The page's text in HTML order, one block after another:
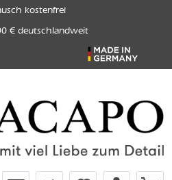
kostenfrei
€ deutschlandweit